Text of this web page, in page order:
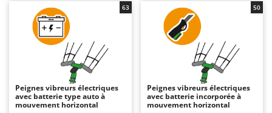
Aspirateurs à cendres
Aspirateurs à feuilles sur roues
Aspirateurs de piscine
Aspirateurs Multifonctions
Atomiseurs agricoles pour tracteurs
Atomiseurs pour traitements
Airmec
AL-KO
ALA 2000
Alpina
Ama
Peignes vibreurs électriques
avec batterie type auto à
mouvement horizontal
63
Peignes vibreurs électriques
avec batterie incorporée à
mouvement horizontal
50